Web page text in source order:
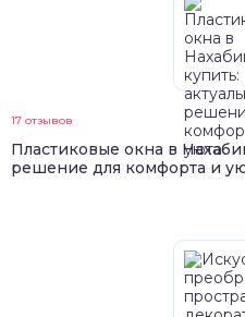
17 отзывов
Пластиковые окна в
решение для комфорта и